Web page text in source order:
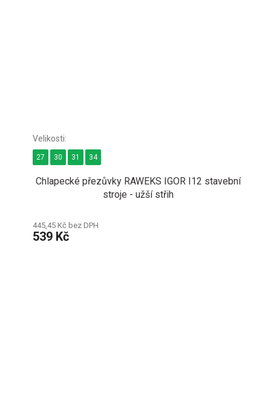
Chlapecké přezůvky RAWEKS IGOR I12 stavební
stroje - užší střih
445,45 Kč bez DPH
539 Kč
27 30 31 34